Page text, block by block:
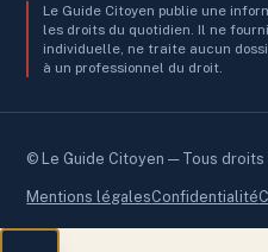
Le Guide Citoyen publie une
les droits du quotidien. Il ne
individuelle, ne traite aucun
à un professionnel du droit.
© Le Guide Citoyen — Tous
Mentions légalesConfidentialité